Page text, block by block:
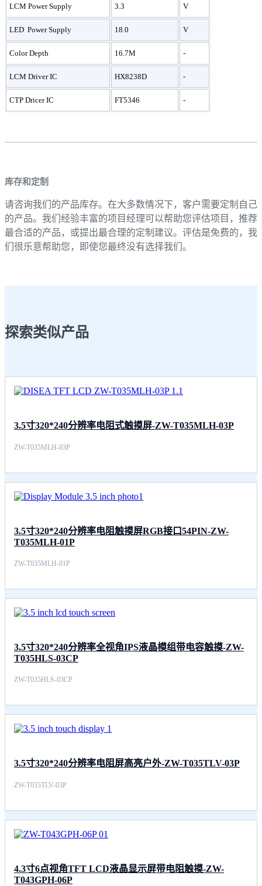
LCM Power Supply 3.3 V
LED Power Supply 18.0 V
Color Depth 16.7M -
LCM Driver IC HX8238D -
CTP Dricer IC FT5346 -
库存和定制
请咨询我们的产品库存。在大多数情况下，客户需要定制自己
的产品。我们经验丰富的项目经理可以帮助您评估项目，推荐
最合适的产品，或提出最合理的定制建议。评估是免费的，我
们很乐意帮助您，即使您最终没有选择我们。
探索类似产品
3.5寸320*240分辨率电阻式触摸屏-ZW-T035MLH-03P
ZW-T035MLH-03P
3.5寸320*240分辨率电阻触摸屏RGB接口54PIN-ZW-
T035MLH-01P
ZW-T035MLH-01P
3.5寸320*240分辨率全视角IPS液晶模组带电容触摸-ZW-
T035HLS-03CP
ZW-T035HLS-03CP
3.5寸320*240分辨率电阻屏高亮户外-ZW-T035TLV-03P
ZW-T035TLV-03P
4.3寸6点视角TFT LCD液晶显示屏带电阻触摸-ZW-
T043GPH-06P